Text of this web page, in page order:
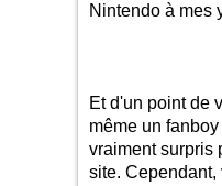
Nintendo à mes
Et d'un point de
même un
vraiment surpris
site. Cependant,